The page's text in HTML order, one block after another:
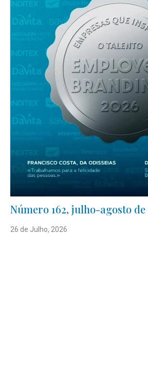
Número 162, julho-agosto de
26 de Julho, 2026